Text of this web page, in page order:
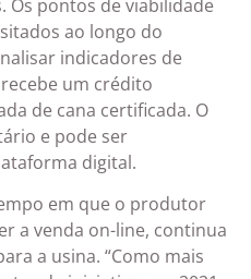
Os pontos de viabilidade
ao longo do
indicadores de
um crédito
de cana certificada. O
e pode ser
digital.
em que o produtor
a venda on-line, continua
a usina. “Como mais